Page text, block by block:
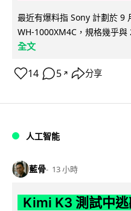
最近有爆料指 Sony 計劃於 9
WH-1000XM4C，規格幾乎
全文
14 5 ↗ 分享
人工智能
藍骨 13 小時
Kimi K3 測試中